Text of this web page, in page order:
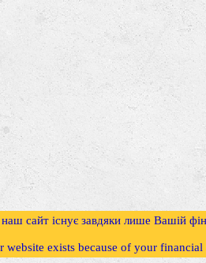
сайт існує завдяки лише Вашій
website exists because of your